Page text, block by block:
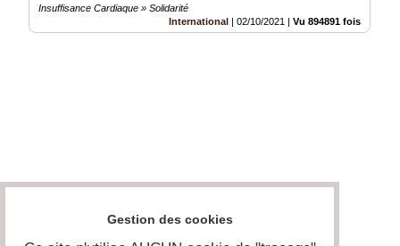
Insuffisance Cardiaque » Solidarité
International
02/10/2021 Vu 894891 fois
Gestion des cookies